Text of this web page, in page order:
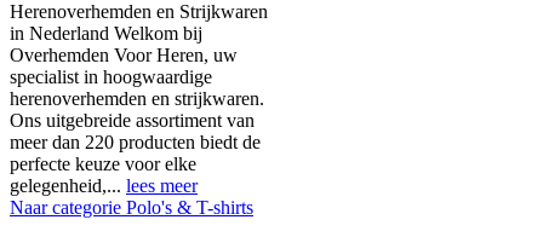
Herenoverhemden en Strijkwaren
in Nederland Welkom bij
Overhemden Voor Heren, uw
specialist in hoogwaardige
herenoverhemden en strijkwaren.
Ons uitgebreide assortiment van
meer dan 220 producten biedt de
perfecte keuze voor elke
gelegenheid,... lees meer
Naar categorie Polo's & T-shirts